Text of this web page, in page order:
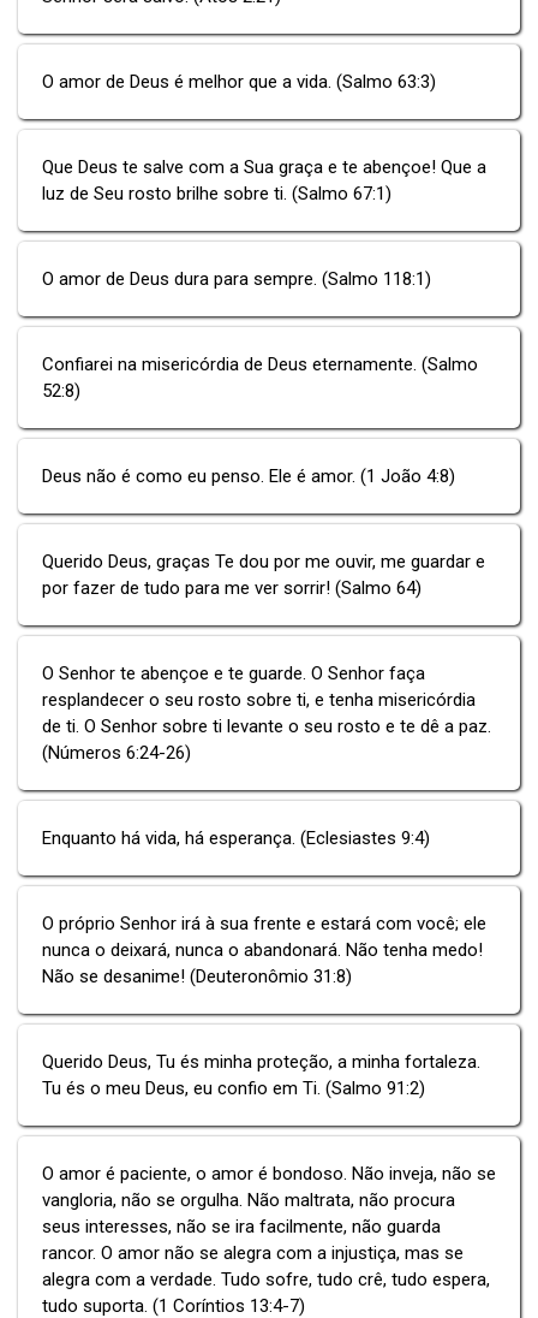
O amor de Deus é melhor que a vida. (Salmo 63:3)
Que Deus te salve com a Sua graça e te abençoe! Que a
luz de Seu rosto brilhe sobre ti. (Salmo 67:1)
O amor de Deus dura para sempre. (Salmo 118:1)
Confiarei na misericórdia de Deus eternamente. (Salmo
52:8)
Deus não é como eu penso. Ele é amor. (1 João 4:8)
Querido Deus, graças Te dou por me ouvir, me guardar e
por fazer de tudo para me ver sorrir! (Salmo 64)
O Senhor te abençoe e te guarde. O Senhor faça
resplandecer o seu rosto sobre ti, e tenha misericórdia
de ti. O Senhor sobre ti levante o seu rosto e te dê a paz.
(Números 6:24-26)
Enquanto há vida, há esperança. (Eclesiastes 9:4)
O próprio Senhor irá à sua frente e estará com você; ele
nunca o deixará, nunca o abandonará. Não tenha medo!
Não se desanime! (Deuteronômio 31:8)
Querido Deus, Tu és minha proteção, a minha fortaleza.
Tu és o meu Deus, eu confio em Ti. (Salmo 91:2)
O amor é paciente, o amor é bondoso. Não inveja, não se
vangloria, não se orgulha. Não maltrata, não procura
seus interesses, não se ira facilmente, não guarda
rancor. O amor não se alegra com a injustiça, mas se
alegra com a verdade. Tudo sofre, tudo crê, tudo espera,
tudo suporta. (1 Coríntios 13:4-7)